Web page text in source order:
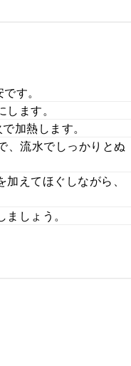
す。
ます。
加熱します。
、流水でしっかりとぬ
えてほぐしながら、
しょう。